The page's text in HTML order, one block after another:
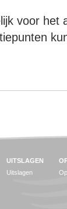
voor het
UITSLAGEN
Uitslagen